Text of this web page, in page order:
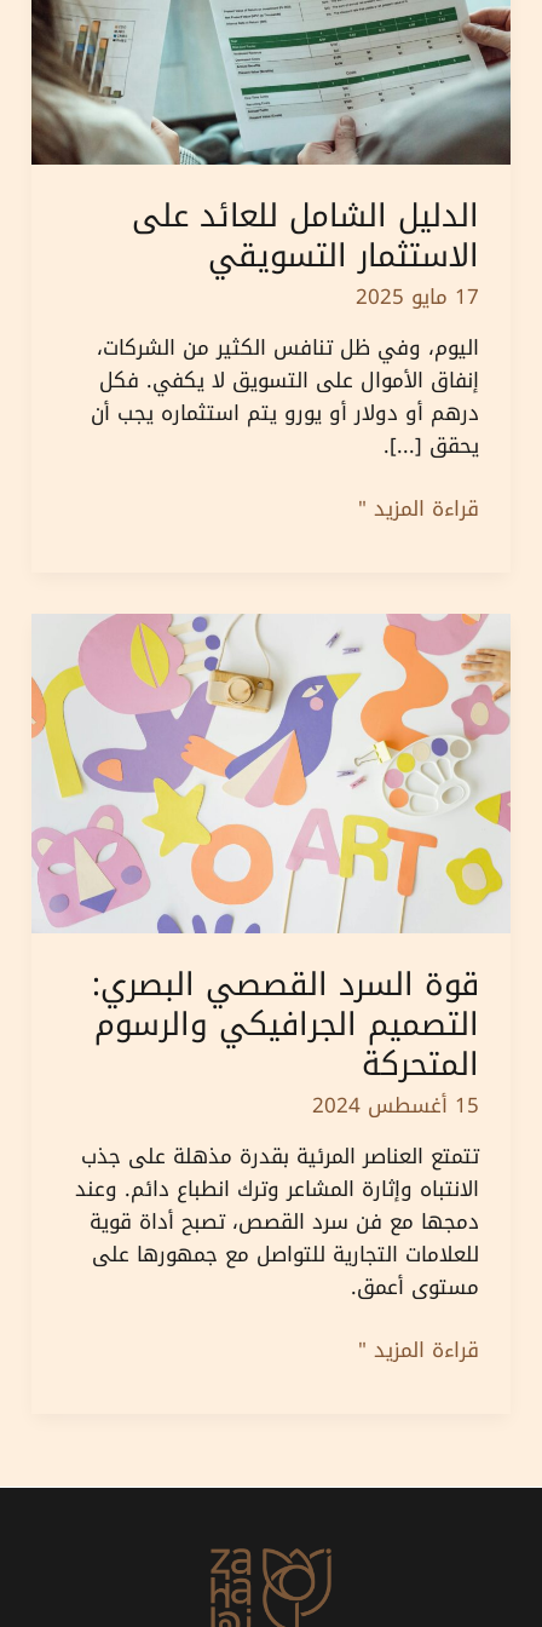
الدليل الشامل للعائد على
الاستثمار التسويقي
17 مايو 2025
اليوم، وفي ظل تنافس الكثير من الشركات،
إنفاق الأموال على التسويق لا يكفي. فكل
درهم أو دولار أو يورو يتم استثماره يجب أن
يحقق [...].
الدليل
الاستثمار
التسويقي
قراءة المزيد "
قوة السرد القصصي البصري:
التصميم الجرافيكي والرسوم
المتحركة
15 أغسطس 2024
تتمتع العناصر المرئية بقدرة مذهلة على جذب
الانتباه وإثارة المشاعر وترك انطباع دائم. وعند
دمجها مع فن سرد القصص، تصبح أداة قوية
للعلامات التجارية للتواصل مع جمهورها على
مستوى أعمق.
قوة
التصميم
قراءة المزيد "